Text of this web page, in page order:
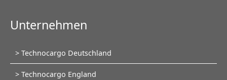
Unternehmen
Navigation
überspringen
Technocargo Deutschland
Technocargo England